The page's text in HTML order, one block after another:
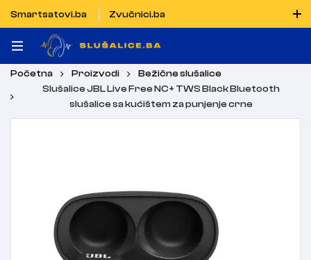
Smartsatovi.ba
Zvučnici.ba
Naručiti možete i porukom putem Vibera i WhatsAppa
Početna Proizvodi
Bežične slušalice
Slušalice JBL Live Free NC+ TWS Black Bluetooth
slušalice sa kućištem za punjenje crne